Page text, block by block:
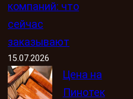
компаний: что
сейчас
заказывают
15.07.2026
Цена на
Пинотек